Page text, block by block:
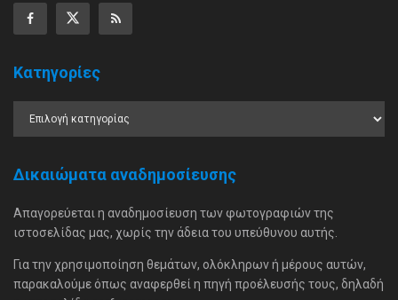
Κατηγορίες
Δικαιώματα αναδημοσίευσης
Απαγορεύεται η αναδημοσίευση των φωτογραφιών της
ιστοσελίδας μας, χωρίς την άδεια του υπεύθυνου αυτής.
Για την χρησιμοποίηση θεμάτων, ολόκληρων ή μέρους αυτών,
παρακαλούμε όπως αναφερθεί η πηγή προέλευσής τους, δηλαδή